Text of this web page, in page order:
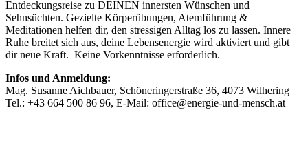
Entdeckungsreise zu DEINEN innersten Wünschen und
Sehnsüchten. Gezielte Körperübungen, Atemführung &
Meditationen helfen dir, den stressigen Alltag los zu lassen. Innere
Ruhe breitet sich aus, deine Lebensenergie wird aktiviert und gibt
dir neue Kraft. Keine Vorkenntnisse erforderlich.
Infos und Anmeldung:
Mag. Susanne Aichbauer, Schöneringerstraße 36, 4073 Wilhering
Tel.: +43 664 500 86 96, E-Mail: office@energie-und-mensch.at